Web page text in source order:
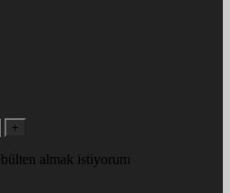
+
almak istiyorum